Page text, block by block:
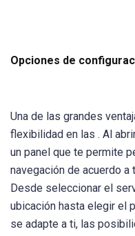
Opciones de
Una de las grandes
flexibilidad en las . Al
un panel que te permite
navegación de acuerdo
Desde seleccionar el
ubicación hasta elegir el
se adapte a ti, las